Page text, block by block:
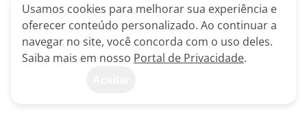
Usamos cookies para melhorar sua experiência e
oferecer conteúdo personalizado. Ao continuar a
navegar no site, você concorda com o uso deles.
Saiba mais em nosso Portal de Privacidade.